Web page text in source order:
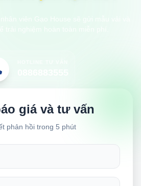
giá và tư vấn
phản hồi trong 5 phút